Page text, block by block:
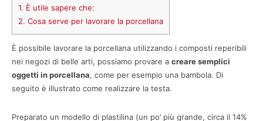
1. È utile sapere che:
2. Cosa serve per lavorare la porcellana
È possibile lavorare la porcellana utilizzando i composti reperibili
nei negozi di belle arti, possiamo provare a creare semplici
oggetti in porcellana, come per esempio una bambola. Di
seguito è illustrato come realizzare la testa.
Preparato un modello di plastilina (un po’ più grande, circa il 14%